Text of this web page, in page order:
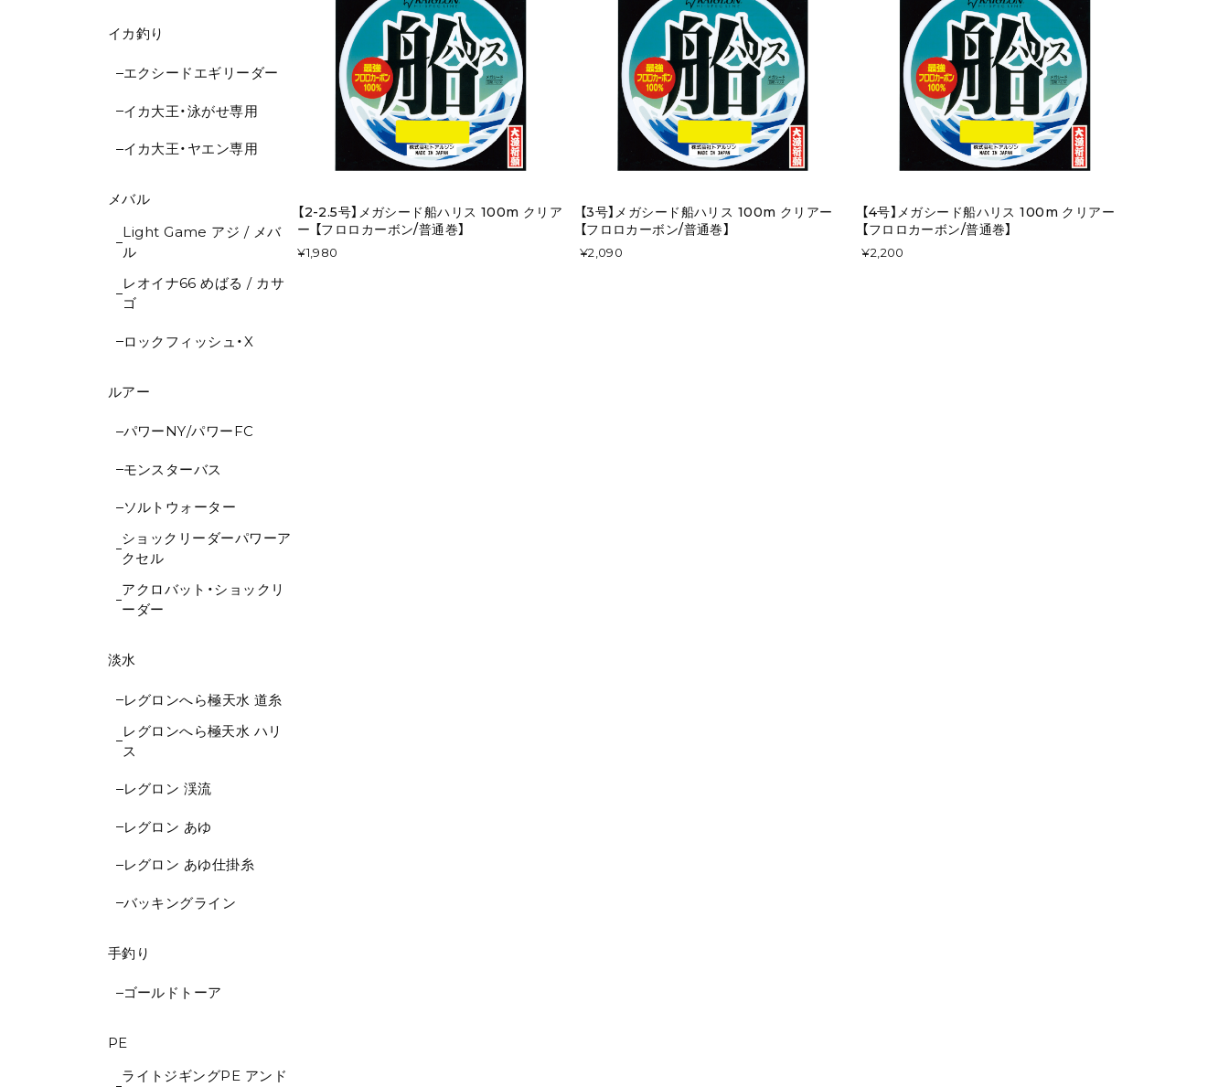
イカ釣り
エクシードエギリーダー
イカ大王・泳がせ専用
イカ大王・ヤエン専用
メバル
Light Game アジ / メバ
ル
レオイナ66 めばる / カサ
ゴ
ロックフィッシュ・X
ルアー
パワーNY/パワーFC
モンスターバス
ソルトウォーター
ショックリーダーパワーア
クセル
アクロバット・ショックリ
ーダー
淡水
レグロンへら極天水 道糸
レグロンへら極天水 ハリ
ス
レグロン 渓流
レグロン あゆ
レグロン あゆ仕掛糸
バッキングライン
手釣り
ゴールドトーア
PE
ライトジギングPE アンド
【2-2.5号】メガシード船ハリス 100m クリア
ー 【フロロカーボン/普通巻】
¥1,980
【3号】メガシード船ハリス 100m クリアー
【フロロカーボン/普通巻】
¥2,090
【4号】メガシード船ハリス 100m クリアー
【フロロカーボン/普通巻】
¥2,200